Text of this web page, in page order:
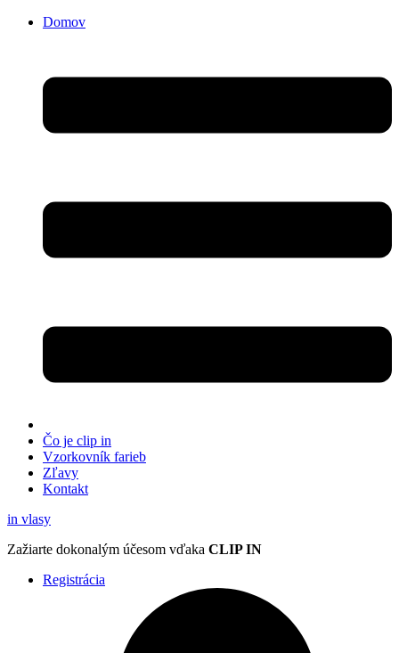
Domov
Čo je clip in
Vzorkovník farieb
Zľavy
Kontakt
in vlasy
Zažiarte dokonalým účesom vďaka CLIP IN
Registrácia